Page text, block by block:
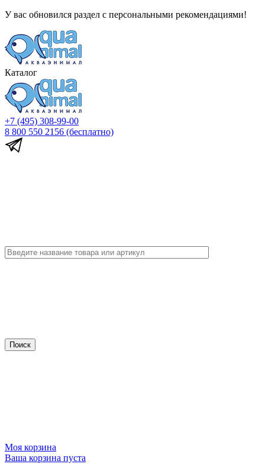
У вас обновился раздел с персональными рекомендациями!
Каталог
+7 (495) 308-99-00
8 800 550 2156 (бесплатно)
Моя корзина
Ваша корзина пуста